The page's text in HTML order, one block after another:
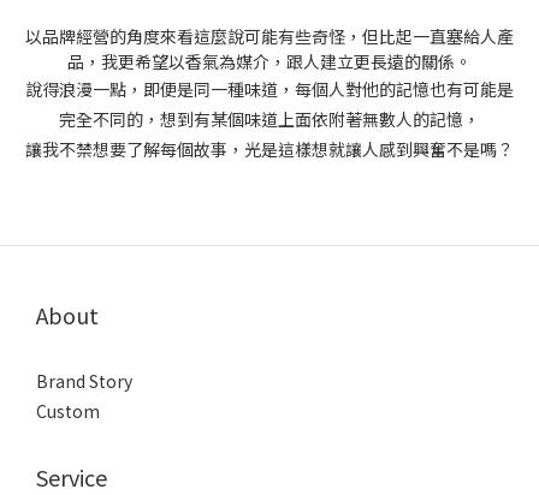
以品牌經營的角度來看這麼說可能有些奇怪，但比起一直塞給人產
品，我更希望以香氣為媒介，跟人建立更長遠的關係。
說得浪漫一點，即便是同一種味道，每個人對他的記憶也有可能是
完全不同的，想到有某個味道上面依附著無數人的記憶，
讓我不禁想要了解每個故事，光是這樣想就讓人感到興奮不是嗎？
About
Brand Story
Custom
Service